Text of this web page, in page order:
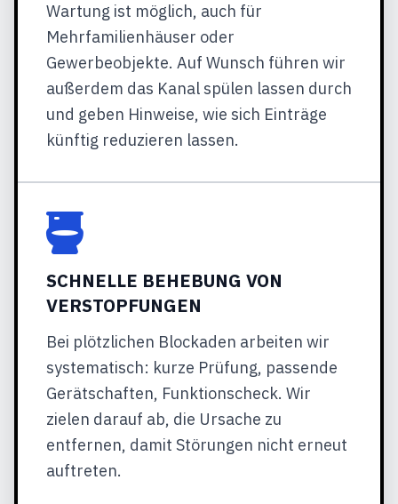
Wartung ist möglich, auch für
Mehrfamilienhäuser oder
Gewerbeobjekte. Auf Wunsch führen wir
außerdem das Kanal spülen lassen durch
und geben Hinweise, wie sich Einträge
künftig reduzieren lassen.
SCHNELLE BEHEBUNG VON
VERSTOPFUNGEN
Bei plötzlichen Blockaden arbeiten wir
systematisch: kurze Prüfung, passende
Gerätschaften, Funktionscheck. Wir
zielen darauf ab, die Ursache zu
entfernen, damit Störungen nicht erneut
auftreten.